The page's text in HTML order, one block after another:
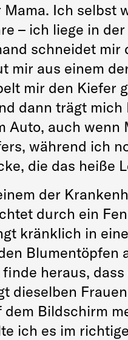
Mama. Ich selbst
– ich liege in
schneidet mir
mir aus einem
mir den Kiefer
dann trägt
Auto, auch wenn
während ich
die das heiße
der
durch ein
kränklich in
Blumentöpfen
finde heraus,
dieselben
dem Bildschirm
ich es im